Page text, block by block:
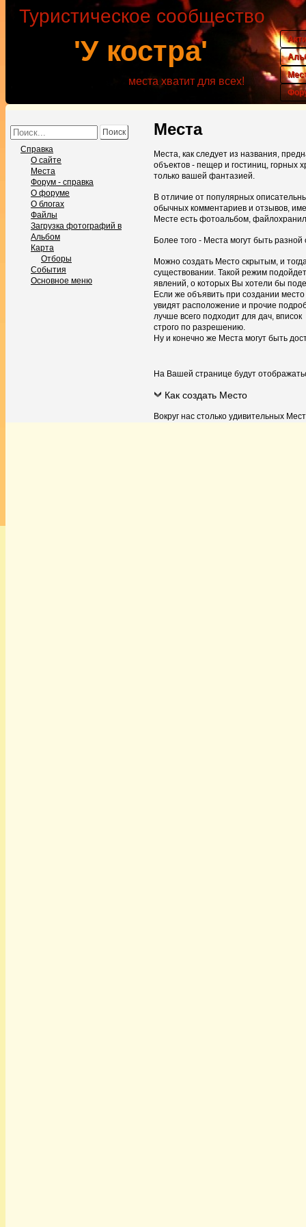
'У костра'
Туристическое сообщество
места хватит для всех!
Справка
О сайте
Места
Форум - справка
О форуме
О блогах
Файлы
Загрузка фотографий в
Альбом
Карта
Отборы
События
Основное меню
Места
Места, как следует из названия,
объектов - пещер и гостиниц, горных
только вашей фантазией.
В отличие от популярных
обычных комментариев и отзывов,
Месте есть фотоальбом,
Более того - Места могут быть разной
Можно создать Место скрытым, и
существовании. Такой режим
явлений, о которых Вы хотели бы
Если же объявить при создании
увидят расположение и прочие
лучше всего подходит для дач,
строго по разрешению.
Ну и конечно же Места могут быть
На Вашей странице будут
Как создать Место
Вокруг нас столько удивительных